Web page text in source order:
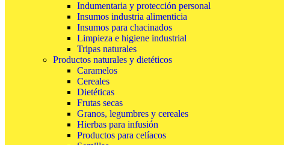
Indumentaria y protección personal
Insumos industria alimenticia
Insumos para chacinados
Limpieza e higiene industrial
Tripas naturales
Productos naturales y dietéticos
Caramelos
Cereales
Dietéticas
Frutas secas
Granos, legumbres y cereales
Hierbas para infusión
Productos para celíacos